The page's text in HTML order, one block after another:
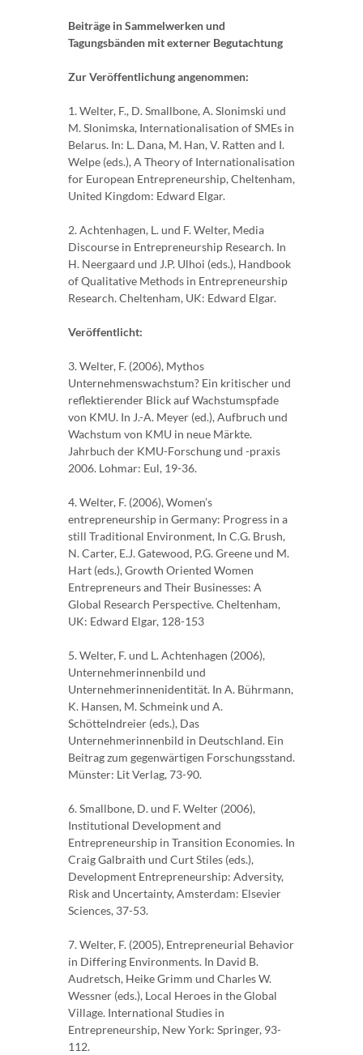
Beiträge in Sammelwerken und
Tagungsbänden mit externer Begutachtung
Zur Veröffentlichung angenommen:
1. Welter, F., D. Smallbone, A. Slonimski und
M. Slonimska, Internationalisation of SMEs in
Belarus. In: L. Dana, M. Han, V. Ratten and I.
Welpe (eds.), A Theory of Internationalisation
for European Entrepreneurship, Cheltenham,
United Kingdom: Edward Elgar.
2. Achtenhagen, L. und F. Welter, Media
Discourse in Entrepreneurship Research. In
H. Neergaard und J.P. Ulhoi (eds.), Handbook
of Qualitative Methods in Entrepreneurship
Research. Cheltenham, UK: Edward Elgar.
Veröffentlicht:
3. Welter, F. (2006), Mythos
Unternehmenswachstum? Ein kritischer und
reflektierender Blick auf Wachstumspfade
von KMU. In J.-A. Meyer (ed.), Aufbruch und
Wachstum von KMU in neue Märkte.
Jahrbuch der KMU-Forschung und -praxis
2006. Lohmar: Eul, 19-36.
4. Welter, F. (2006), Women’s
entrepreneurship in Germany: Progress in a
still Traditional Environment, In C.G. Brush,
N. Carter, E.J. Gatewood, P.G. Greene und M.
Hart (eds.), Growth Oriented Women
Entrepreneurs and Their Businesses: A
Global Research Perspective. Cheltenham,
UK: Edward Elgar, 128-153
5. Welter, F. und L. Achtenhagen (2006),
Unternehmerinnenbild und
Unternehmerinnenidentität. In A. Bührmann,
K. Hansen, M. Schmeink und A.
Schöttelndreier (eds.), Das
Unternehmerinnenbild in Deutschland. Ein
Beitrag zum gegenwärtigen Forschungsstand.
Münster: Lit Verlag, 73-90.
6. Smallbone, D. und F. Welter (2006),
Institutional Development and
Entrepreneurship in Transition Economies. In
Craig Galbraith und Curt Stiles (eds.),
Development Entrepreneurship: Adversity,
Risk and Uncertainty, Amsterdam: Elsevier
Sciences, 37-53.
7. Welter, F. (2005), Entrepreneurial Behavior
in Differing Environments. In David B.
Audretsch, Heike Grimm und Charles W.
Wessner (eds.), Local Heroes in the Global
Village. International Studies in
Entrepreneurship, New York: Springer, 93-
112.